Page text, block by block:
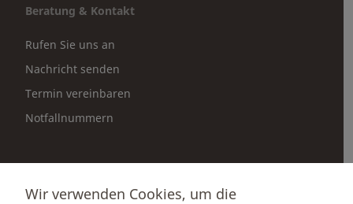
Beratung & Kontakt
Rufen Sie uns an
Nachricht senden
Termin vereinbaren
Notfallnummern
Wir verwenden Cookies, um die